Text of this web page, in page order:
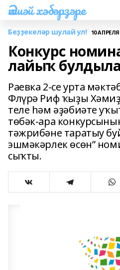
Әлшәй хәбәрҙәре
Беҙҙекеләр шулай ул! 10 АПРЕЛЯ
Конкурс
лайыҡ
Раевка 2-се урта
Флүрә Риф ҡыҙы
теле һәм әҙәбиәте
төбәк-ара
тәжрибәне таратыу
эшмәкәрлек өсөн”
сыҡты.